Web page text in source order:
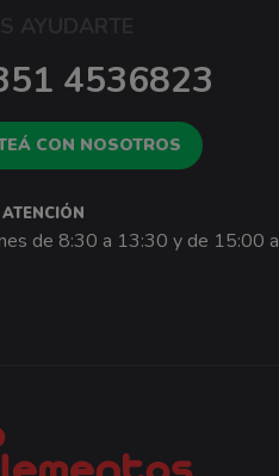
4536823
CON NOSOTROS
de 8:30 a 13:30 y de 15:00 a